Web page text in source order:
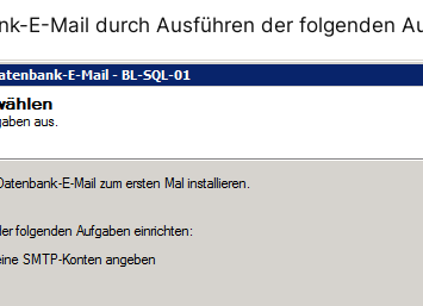
E-Mail durch Ausführen der folgenden